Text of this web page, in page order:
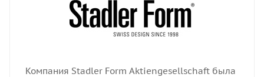
Компания Stadler Form Aktiengesellschaft была